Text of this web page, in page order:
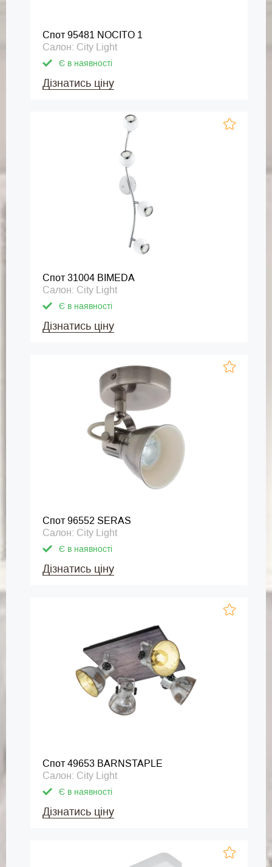
Спот 95481 NOCITO 1
Салон: City Light
Є в наявності
Дізнатись ціну
Спот 31004 BIMEDA
Салон: City Light
Є в наявності
Дізнатись ціну
Спот 96552 SERAS
Салон: City Light
Є в наявності
Дізнатись ціну
Спот 49653 BARNSTAPLE
Салон: City Light
Є в наявності
Дізнатись ціну